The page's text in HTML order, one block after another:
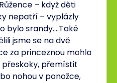
– když děti
nepatří – vyplázly
bylo srandy….Také
jsme se na dvě
za princeznou mohla
přemístit
nohou v ponožce,